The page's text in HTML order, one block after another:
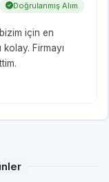
Doğrulanmış Alım
için en
kolay. Firmayı